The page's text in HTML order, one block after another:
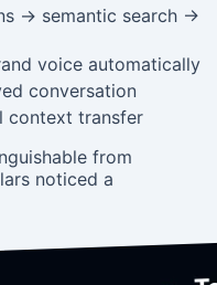
→ semantic search →
voice automatically
conversation
context transfer
from
noticed a